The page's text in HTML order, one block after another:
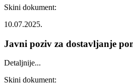
Skini dokument:
10.07.2025.
Javni poziv za dostavljanje
Detaljnije...
Skini dokument: